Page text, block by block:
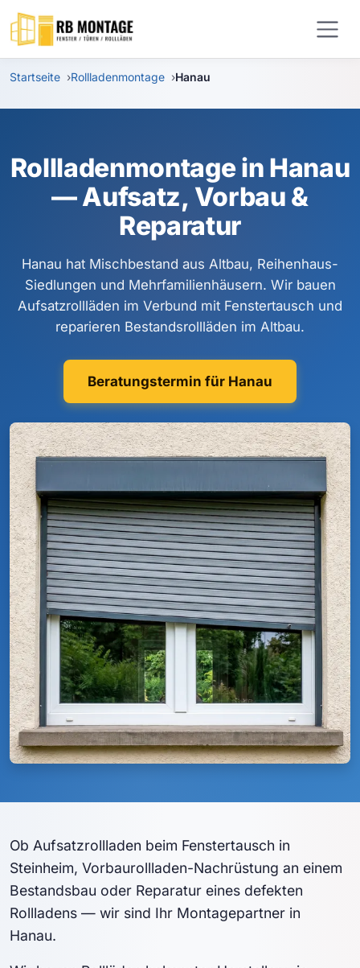
Zum Hauptinhalt springen
Startseite Rollladenmontage Hanau
Rollladenmontage in Hanau
— Aufsatz, Vorbau &
Reparatur
Hanau hat Mischbestand aus Altbau, Reihenhaus-
Siedlungen und Mehrfamilienhäusern. Wir bauen
Aufsatzrollläden im Verbund mit Fenstertausch und
reparieren Bestandsrollläden im Altbau.
Beratungstermin für Hanau
Ob Aufsatzrollladen beim Fenstertausch in
Steinheim, Vorbaurollladen-Nachrüstung an einem
Bestandsbau oder Reparatur eines defekten
Rollladens — wir sind Ihr Montagepartner in
Hanau.